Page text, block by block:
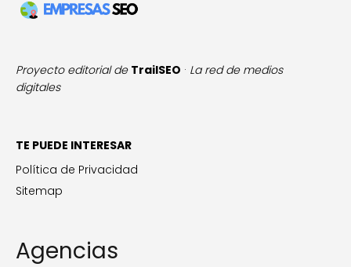
Proyecto editorial de TrailSEO · La red de medios
digitales
TE PUEDE INTERESAR
Política de Privacidad
Sitemap
Agencias